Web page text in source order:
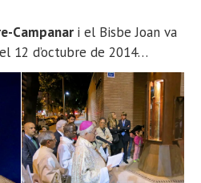
Campanar i el Bisbe Joan va
12 d’octubre de 2014…